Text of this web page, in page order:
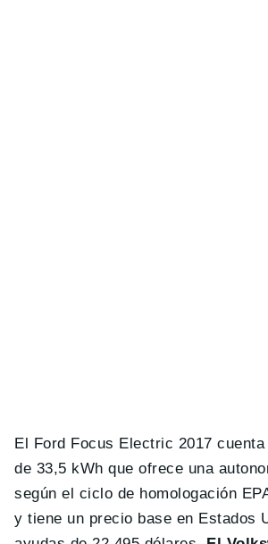
El Ford Focus Electric 2017
de 33,5 kWh que ofrece una
según el ciclo de homologación
y tiene un precio base en Estados